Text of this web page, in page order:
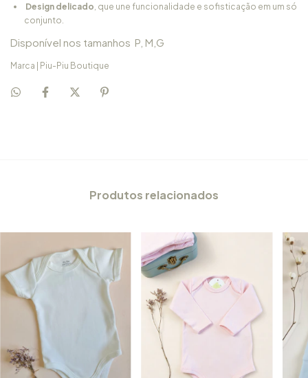
Design delicado , que une funcionalidade e sofisticação em um só
conjunto.
Disponível nos tamanhos P, M, G
Marca | Piu-Piu Boutique
Produtos relacionados